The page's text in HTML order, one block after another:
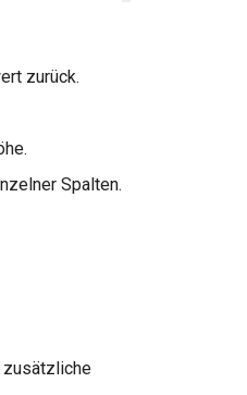
zurück.
Spalten.
zusätzliche